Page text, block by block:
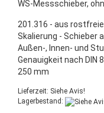
WS-Messschieber,
201.316 - aus
Skalierung - Schieber
Außen-, Innen- und
Genauigkeit nach DIN
250 mm
Lieferzeit: Siehe Avis!
Lagerbestand: